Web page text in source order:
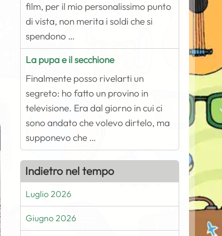
film, per il mio personalissimo punto
di vista, non merita i soldi che si
spendono …
La pupa e il secchione
Finalmente posso rivelarti un
segreto: ho fatto un provino in
televisione. Era dal giorno in cui ci
sono andato che volevo dirtelo, ma
supponevo che …
Indietro nel tempo
Luglio 2026
Giugno 2026